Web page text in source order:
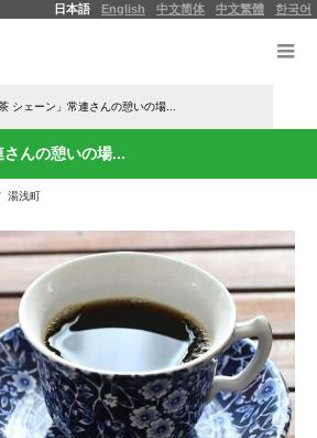
한국어
中文繁體
中文简体
English
日本語
茶 シェーン」常連さんの憩いの場...
さんの憩いの場...
湯浅町